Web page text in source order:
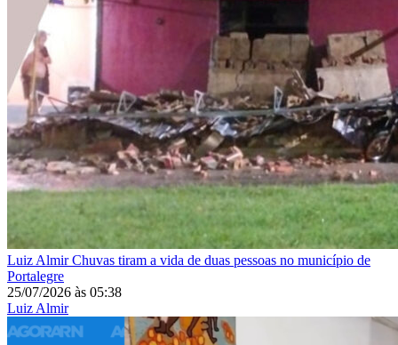
Luiz AlmirChuvas tiram a vida de duas pessoas no município de
Portalegre
25/07/2026 às 05:38
Luiz Almir